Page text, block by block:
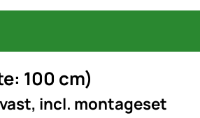
100 cm)
incl. montageset